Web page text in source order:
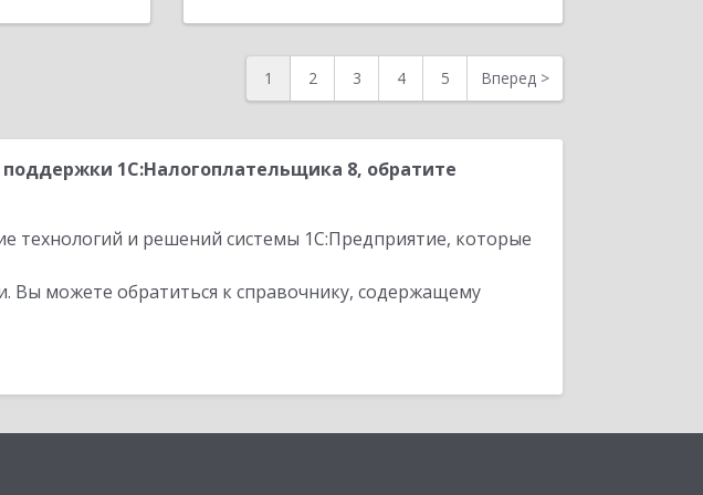
1 2 3 4 5 Вперед >
1С:Налогоплательщика 8, обратите
технологий и решений системы 1С:Предприятие, которые
Вы можете обратиться к справочнику, содержащему